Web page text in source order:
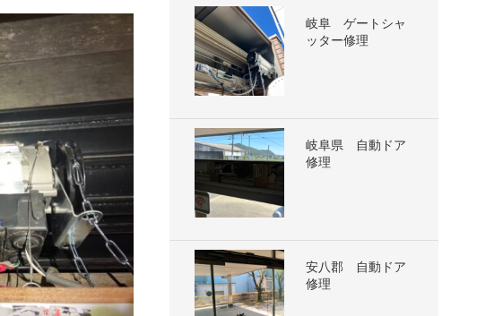
岐阜 ゲートシャ
ッター修理
岐阜県 自動ドア
修理
安八郡 自動ドア
修理